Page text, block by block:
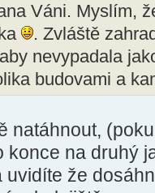
Váni. Myslím,
. Zvláště
nevypadala
budovami a
natáhnout,
konce na druhý
uvidíte že